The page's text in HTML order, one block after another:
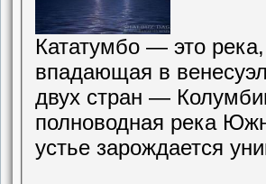
Кататумбо — это
впадающая в
двух стран —
полноводная река
устье зарождается